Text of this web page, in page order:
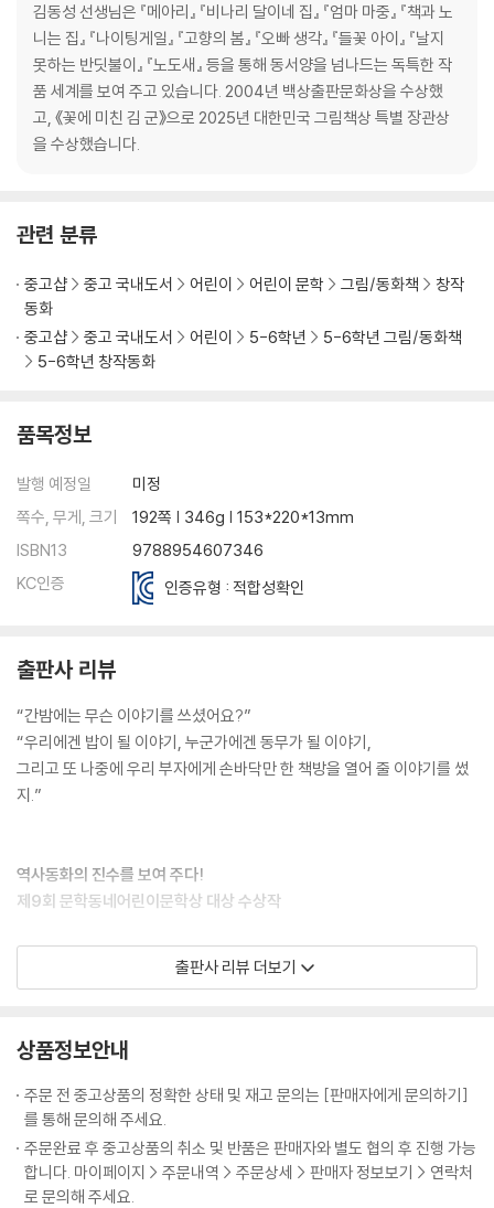
김동성 선생님은 『메아리』 『비나리 달이네 집』 『엄마 마중』 『책과 노
니는 집』 『나이팅게일』 『고향의 봄』 『오빠 생각』 『들꽃 아이』 『날지
못하는 반딧불이』 『노도새』 등을 통해 동서양을 넘나드는 독특한 작
품 세계를 보여 주고 있습니다. 2004년 백상출판문화상을 수상했
고, 《꽃에 미친 김 군》으로 2025년 대한민국 그림책상 특별 장관상
을 수상했습니다.
관련 분류
중고샵 중고 국내도서 어린이 어린이 문학 그림/동화책
창작
동화
중고샵
중고 국내도서 어린이 5-6학년
5-6학년 그림/동화책
5-6학년 창작동화
품목정보
발행 예정일
미정
쪽수, 무게, 크기
192쪽 | 346g | 153*220*13mm
ISBN13
9788954607346
KC인증
인증유형 : 적합성확인
출판사 리뷰
“간밤에는 무슨 이야기를 쓰셨어요?”
“우리에겐 밥이 될 이야기, 누군가에겐 동무가 될 이야기,
그리고 또 나중에 우리 부자에게 손바닥만 한 책방을 열어 줄 이야기를 썼
지.”
역사동화의 진수를 보여 주다!
제9회 문학동네어린이문학상 대상 수상작
『책과 노니는 집』은 “역사물의 교훈주의를 깨끗하게 뛰어넘어 본격적인
역사동화의 장을 열고 있다.”는 평을 받으며 문학동네어린이문학상 대상
일반 백성들의 생활사 및 문제의식 등을 내밀하면서도 섬세하게 그려내고
있다.
보통 역사동화들은 어린이 독자를 위한 문학성 향상보다는 업적이 돋보이
는 주인공을 내세워 학습적 효과와 연결 지으려는 경우가 많다. 하지만 『책
과 노니는 집』은 안일한 구성과 상투적인 이야기 전개를 벗어 던진 독창적
인 역사동화이다. 무엇보다 주인공 ‘문장’의 어린 시절을 통해 어린아이의
출판사 리뷰 더보기
상품정보안내
주문 전 중고상품의 정확한 상태 및 재고 문의는 [판매자에게 문의하기]
를 통해 문의해 주세요.
주문완료 후 중고상품의 취소 및 반품은 판매자와 별도 협의 후 진행 가능
합니다. 마이페이지 > 주문내역 > 주문상세 > 판매자 정보보기 > 연락처
로 문의해 주세요.